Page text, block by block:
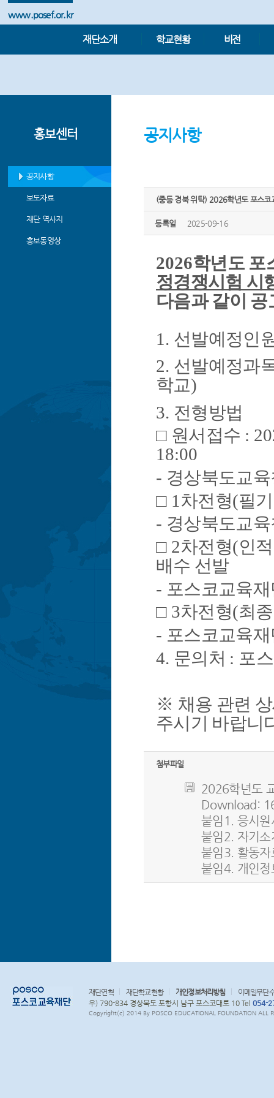
www.posef.or.kr
재단소개 학교현황 비전
홍보센터
공지사항
보도자료
재단 역사지
홍보동영상
공지사항
(중등 경북 위탁) 2026학년도 포스코
등록일 2025-09-16
2026학년도 포
정경쟁시험 시
다음과 같이 공
1. 선발예정인
2. 선발예정과
학교)
3. 전형방법
□ 원서접수 :
18:00
- 경상북도교
□ 1 차전형(필
- 경상북도교
□ 2차전형(인
배수 선발
- 포스코교육
□ 3차전형(최
- 포스코교육
4. 문의처 : 포
※ 채용 관련
주시기 바랍니
첨부파일
2026학년도
Download:
붙임1. 응시
붙임2. 자기
붙임3. 활동
붙임4. 개인
재단연혁 재단학교현황 개인정보처리방침
이메일무단
우) 790-834 경상북도 포항시 남구 포스코대로 10 Tel 054-
Copyright(c) 2014 By POSCO EDUCATIONAL FOUNDATION ALL